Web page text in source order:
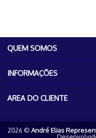
QUEM SOMOS
INFORMAÇÕES
AREA DO CLIENTE
2026 © André Elias